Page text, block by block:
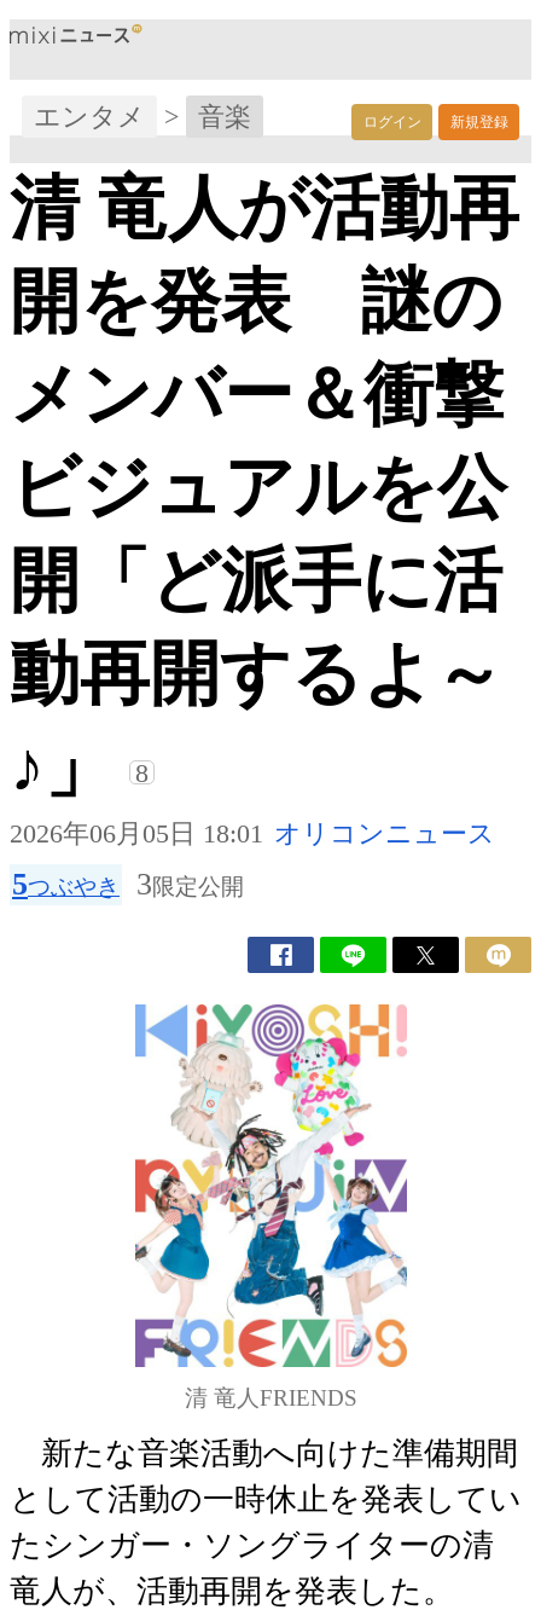
ログイン 新規登録
エンタメ > 音楽
清 竜人が活動再
開を発表 謎の
メンバー＆衝撃
ビジュアルを公
開「ど派手に活
動再開するよ～
♪」
8
2026年06月05日 18:01 オリコンニュース
5つぶやき 3限定公開
清 竜人FRIENDS
新たな音楽活動へ向けた準備期間
として活動の一時休止を発表してい
たシンガー・ソングライターの清
竜人が、活動再開を発表した。